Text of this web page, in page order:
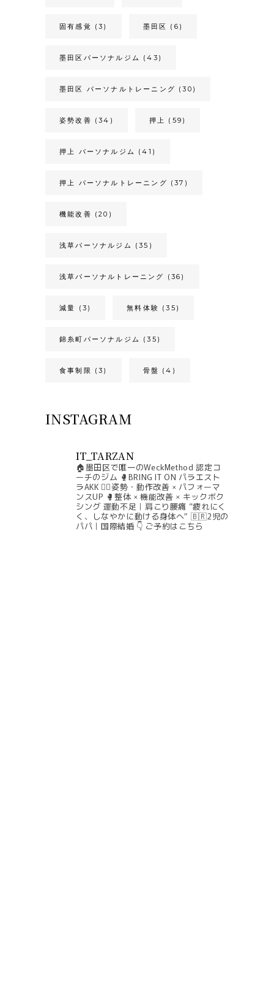
固有感覚 (3) 墨田区 (6)
墨田区パーソナルジム (43)
墨田区 パーソナルトレーニング (30)
姿勢改善 (34) 押上 (59)
押上 パーソナルジム (41)
押上 パーソナルトレーニング (37)
機能改善 (20)
浅草パーソナルジム (35)
浅草パーソナルトレーニング (36)
減量 (3) 無料体験 (35)
錦糸町パーソナルジム (35)
食事制限 (3) 骨盤 (4)
INSTAGRAM
IT_TARZAN
🏠墨田区で唯一のWeckMethod 認定コ
ーチのジム 🥊BRING IT ON パラエスト
ラAKK 🧘‍♀️姿勢・動作改善 × パフォーマ
ンスUP 🥊整体 × 機能改善 × キックボク
シング 運動不足｜肩こり腰痛 “疲れにく
く、しなやかに動ける身体へ” 🇧🇷2児の
パパ｜国際結婚 👇 ご予約はこちら